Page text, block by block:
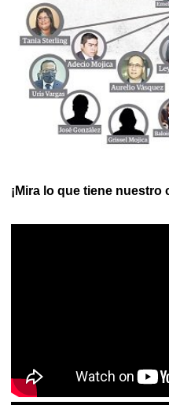
¡Mira lo que tiene nuestro